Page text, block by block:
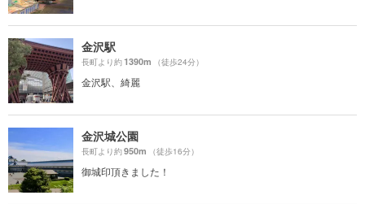
金沢駅
長町より約1390m （徒歩24分）
金沢駅、綺麗
金沢城公園
長町より約950m （徒歩16分）
御城印頂きました！